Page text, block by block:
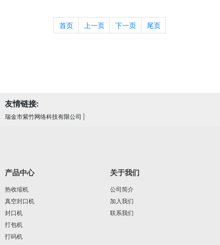
首页 上一页 下一页 尾页
友情链接:
瑞金市紫竹网络科技有限公司
产品中心
热收缩机
真空封口机
封口机
打包机
打码机
关于我们
公司简介
加入我们
联系我们